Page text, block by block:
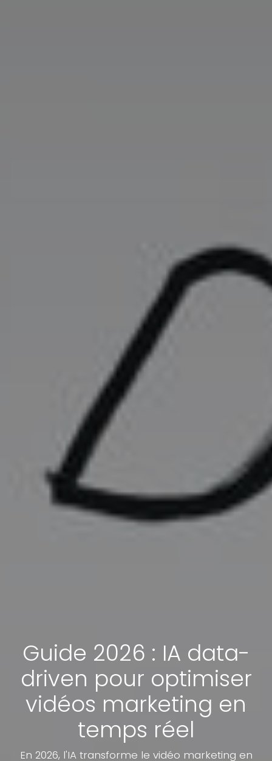
Guide 2026 : IA data-
driven pour optimiser
vidéos marketing en
temps réel
En 2026, l'IA transforme le vidéo marketing en